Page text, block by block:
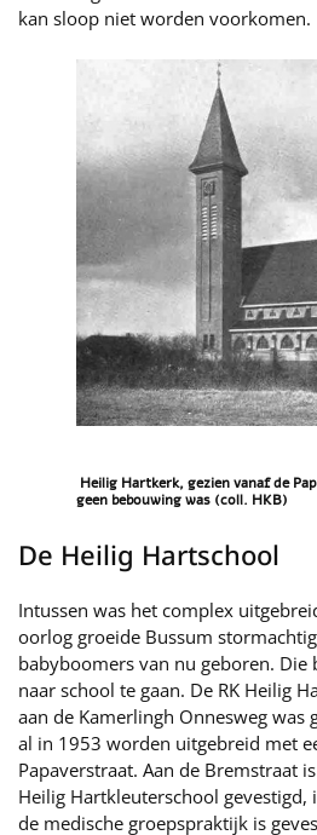
kan sloop niet worden voorkomen.
Heilig Hartkerk, gezien vanaf de
geen bebouwing was (coll. HKB)
De Heilig Hartschool
Intussen was het complex
oorlog groeide Bussum
babyboomers van nu geboren. Die
naar school te gaan. De RK Heilig
aan de Kamerlingh Onnesweg was
al in 1953 worden uitgebreid met
Papaverstraat. Aan de Bremstraat
Heilig Hartkleuterschool
de medische groepspraktijk is